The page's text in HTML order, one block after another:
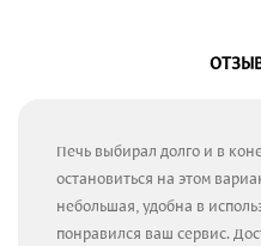
Печь выбирал долго и в
остановиться на этом
небольшая, удобна в
понравился ваш сервис.